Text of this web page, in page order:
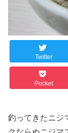
Twitter
Pocket
釣ってきたニジ